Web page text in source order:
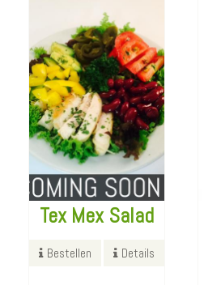
Tex Mex Salad
Bestellen Details
Red Bull
Sugarfree